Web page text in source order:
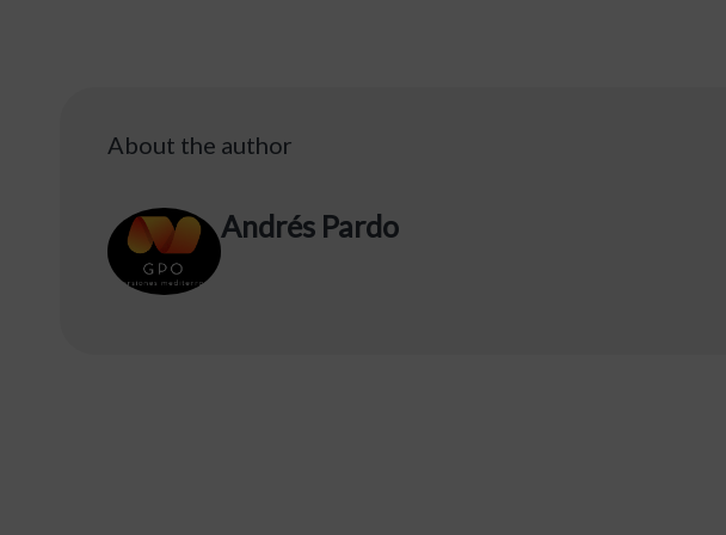
About the author
Andrés Pardo